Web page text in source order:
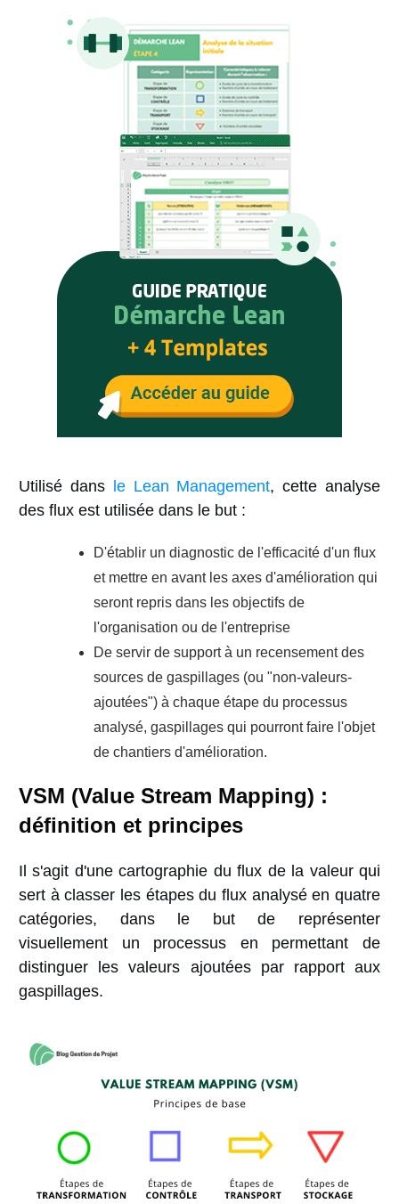
Utilisé dans le Lean Management, cette analyse
des flux est utilisée dans le but :
D'établir un diagnostic de l'efficacité d'un flux
et mettre en avant les axes d'amélioration qui
seront repris dans les objectifs de
l'organisation ou de l'entreprise
De servir de support à un recensement des
sources de gaspillages (ou "non-valeurs-
ajoutées") à chaque étape du processus
analysé, gaspillages qui pourront faire l'objet
de chantiers d'amélioration.
VSM (Value Stream Mapping) :
définition et principes
Il s'agit d'une cartographie du flux de la valeur qui
sert à classer les étapes du flux analysé en quatre
catégories, dans le but de représenter
visuellement un processus en permettant de
distinguer les valeurs ajoutées par rapport aux
gaspillages.